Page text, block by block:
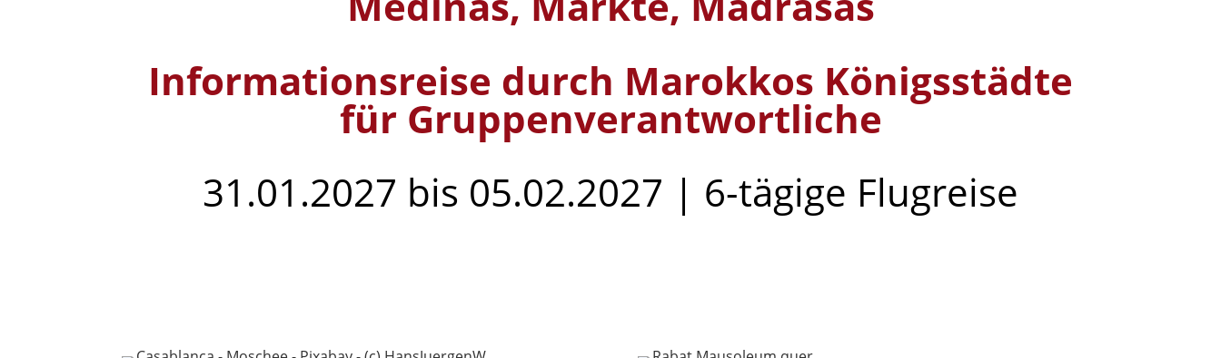
Informationsreise durch Marokkos Königsstädte
für Gruppenverantwortliche
31.01.2027 bis 05.02.2027 | 6-tägige Flugreise